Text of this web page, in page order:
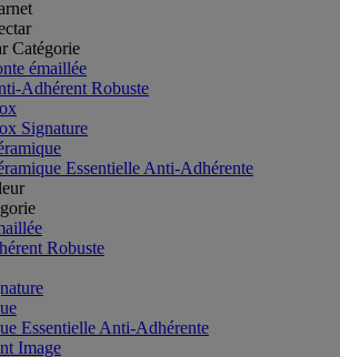
Catégorie
émaillée
Adhérent Robuste
Signature
Essentielle Anti-Adhérente
Robuste
Essentielle Anti-Adhérente